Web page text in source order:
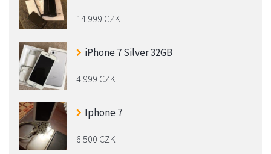
14 999 CZK
iPhone 7 Silver 32GB
4 999 CZK
Iphone 7
6 500 CZK